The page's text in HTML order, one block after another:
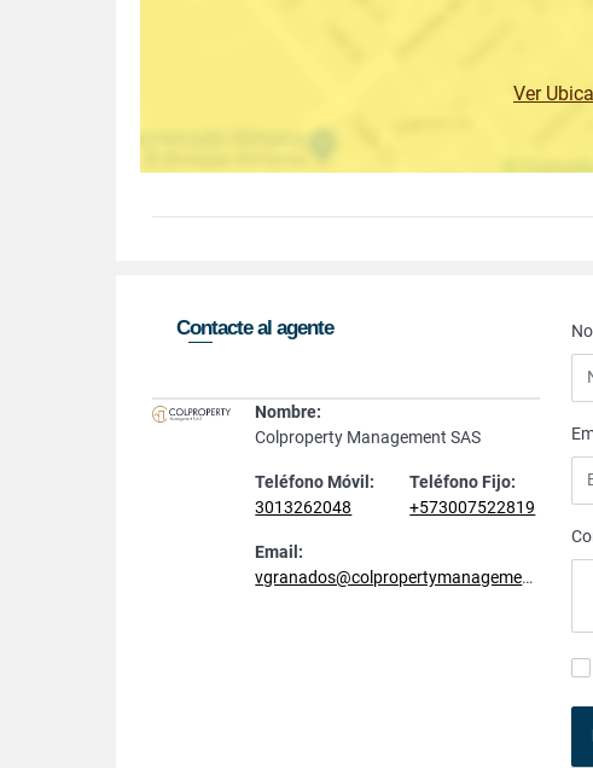
Ver
Contacte al agente
Nombre:
Colproperty Management SAS
Teléfono Móvil:
3013262048
Teléfono Fijo:
+573007522819
Email:
vgranados@colpropertymanagement.com.co